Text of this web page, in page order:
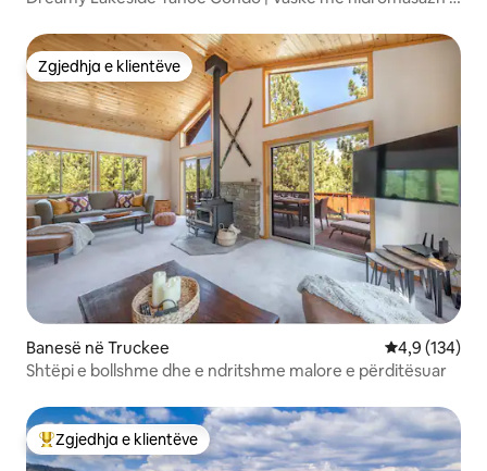
Zgjedhja e klientëve
Zgjedhja e klientëve
Banesë në Truckee Vlerësimi
4,9 (134)
Shtëpi e bollshme dhe e ndritshme malore e përditësuar
Më të mirat e zgjedhjeve të klientëve
Zgjedhja e klientëve